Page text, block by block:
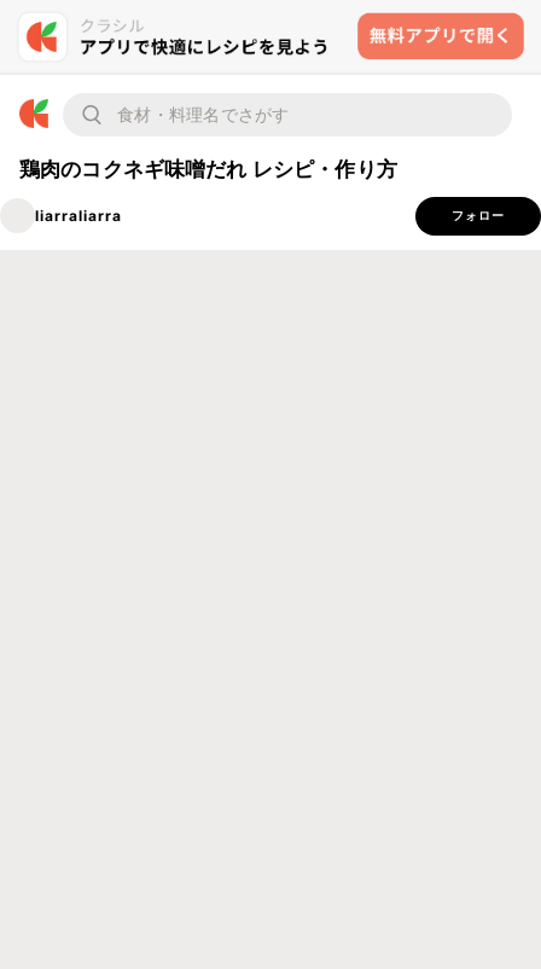
鶏肉のコクネギ味噌だれ レシピ・作り方
liarraliarra フォロー